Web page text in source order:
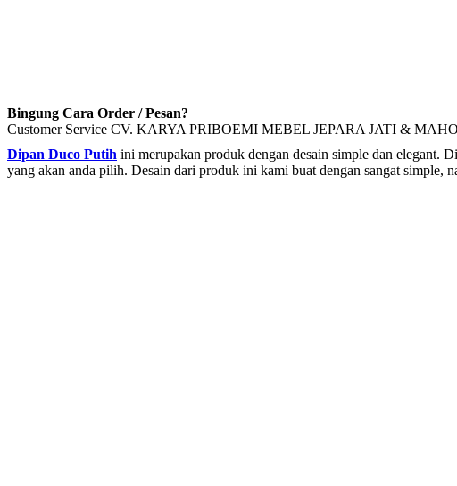
Bingung Cara Order / Pesan?
Customer Service CV. KARYA PRIBOEMI MEBEL JEPARA JATI &
Dipan Duco Putih ini merupakan produk dengan desain simple dan elegant.
yang akan anda pilih. Desain dari produk ini kami buat dengan sangat simple,